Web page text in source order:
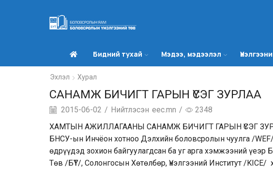
Бидний тухай Мэдээ, мэдээлэл
Эхлэл Хурал
САНАМЖ БИЧИГТ ГАРЫН ҮСЭГ ЗУРЛАА
2015-06-02 / Нийтлэсэн eec.mn /
2348
ХАМТЫН АЖИЛЛАГААНЫ САНАМЖ БИЧИГТ ГАРЫН ҮСЭГ
БНСУ-ын Инчёон хотноо Дэлхийн боловсролын чуулга /
өдрүүдэд зохион байгуулагдсан ба уг арга хэмжээний
Төв /БҮТ/, Солонгосын Хөтөлбөр, Үнэлгээний Институт /